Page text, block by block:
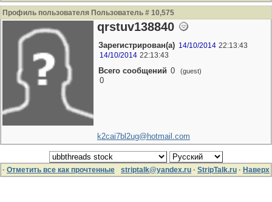
Профиль пользователя Пользователь # 10,575
qrstuv138840
Зарегистрирован(а) 14/10/2014 22:13:43
14/10/2014 22:13:43
Всего сообщений 0 (guest)
0
k2cai7bl2ug@hotmail.com
· Отметить все как прочтенные striptalk@yandex.ru · StripTalk.ru · Наверх